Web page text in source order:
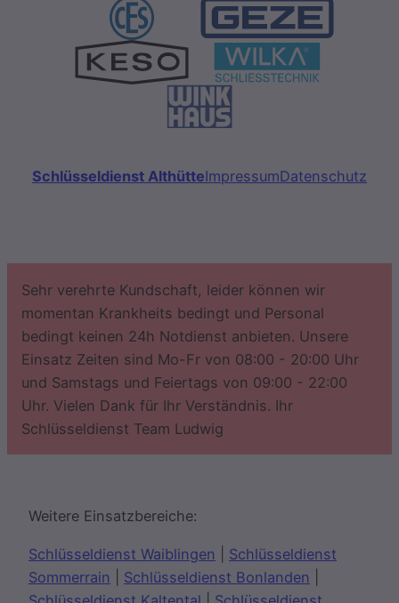
Schlüsseldienst AlthütteImpressumDatenschutz
Sehr verehrte Kundschaft, leider können wir
momentan Krankheits bedingt und Personal
bedingt keinen 24h Notdienst anbieten. Unsere
Einsatz Zeiten sind Mo-Fr von 08:00 - 20:00 Uhr
und Samstags und Feiertags von 09:00 - 22:00
Uhr. Vielen Dank für Ihr Verständnis. Ihr
Schlüsseldienst Team Ludwig
Weitere Einsatzbereiche:
Schlüsseldienst Waiblingen
Schlüsseldienst
Sommerrain
Schlüsseldienst Bonlanden